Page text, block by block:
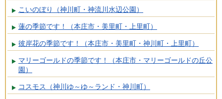
こいのぼり（神川町・神流川水辺公園）
蓮の季節です！（本庄市・美里町・上里町）
彼岸花の季節です！（本庄市・美里町・神川町・上里町）
マリーゴールドの季節です！（本庄市・マリーゴールドの丘公
園）
コスモス（神川ゆ～ゆ～ランド・神川町）